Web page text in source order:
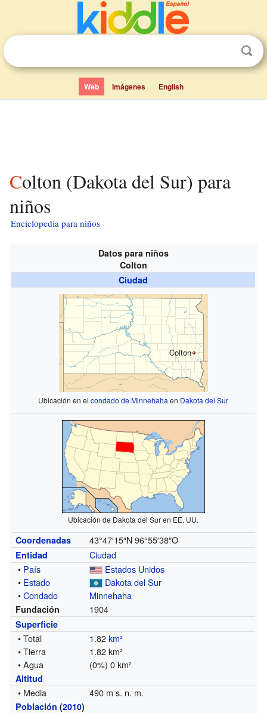
Web Imágenes English
Colton (Dakota del Sur) para
niños
Enciclopedia para niños
Datos para niños
Colton
Ciudad
Colton
Ubicación en elcondado de Minnehaha en Dakota del Sur
Ubicación de Dakota del Sur en EE. UU.
Coordenadas 43°47′15″N 96°55′38″O
Entidad
Ciudad
• País
Estados Unidos
• Estado
Dakota del Sur
•Condado Minnehaha
Fundación 1904
Superficie
• Total 1.82km²
• Tierra
1.82 km²
• Agua
(0%) 0 km²
Altitud
• Media 490 m s. n. m.
Población (2010)